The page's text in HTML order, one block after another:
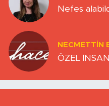
Nefes
NECMETTIN
ÖZEL